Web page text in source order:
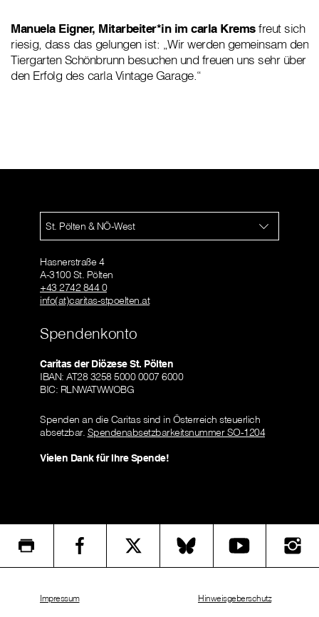
Manuela Eigner, Mitarbeiter*in im carla Kremsfreut sich
riesig, dass das gelungen ist: „Wir werden gemeinsam den
Tiergarten Schönbrunn besuchen und freuen uns sehr über
den Erfolg des carla Vintage Garage.“
St. Pölten & NÖ-West
Hasnerstraße 4
A-3100 St. Pölten
+43 2742 844 0
info(at)caritas-stpoelten.at
Spendenkonto
Caritas der Diözese St. Pölten
IBAN: AT28 3258 5000 0007 6000
BIC: RLNWATWWOBG
Spenden an die Caritas sind in Österreich steuerlich
absetzbar. Spendenabsetzbarkeitsnummer SO-1204
Vielen Dank für Ihre Spende!
Impressum Hinweisgeberschutz